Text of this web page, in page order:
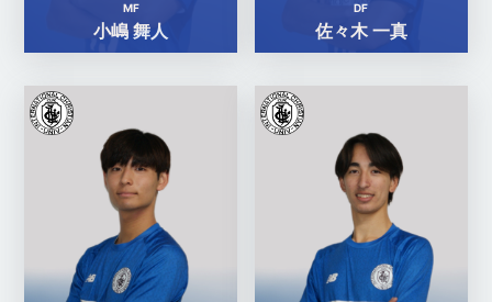
MF
小嶋 舞人
DF
佐々木 一真